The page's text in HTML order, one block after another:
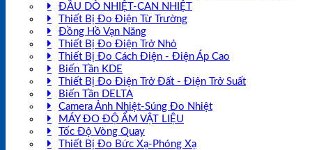
ĐẦU DÒ NHIỆT-CAN NHIỆT
Thiết Bị Đo Điện Từ Trường
Đồng Hồ Vạn Năng
Thiết Bị Đo Điện Trở Nhỏ
Thiết Bị Đo Cách Điện - Điện Áp Cao
Biến Tần KDE
Thiết Bị Đo Điện Trở Đất - Điện Trở Suất
Biến Tần DELTA
Camera Ảnh Nhiệt-Súng Đo Nhiệt
MÁY ĐO ĐỘ ẨM VẬT LIỆU
Tốc Độ Vòng Quay
Thiết Bị Đo Bức Xạ-Phóng Xạ